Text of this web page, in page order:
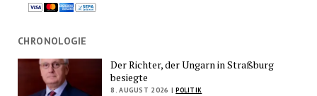
CHRONOLOGIE
Der Richter, der Ungarn in Straßburg
besiegte
8. AUGUST 2026 | POLITIK